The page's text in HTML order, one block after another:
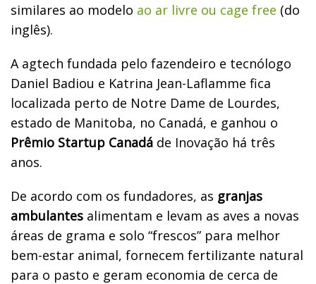
similares ao modelo ao ar livre ou cage free (do
inglês).
A agtech fundada pelo fazendeiro e tecnólogo
Daniel Badiou e Katrina Jean-Laflamme fica
localizada perto de Notre Dame de Lourdes,
estado de Manitoba, no Canadá, e ganhou o
Prêmio Startup Canadá de Inovação há três
anos.
De acordo com os fundadores, as granjas
ambulantes alimentam e levam as aves a novas
áreas de grama e solo “frescos” para melhor
bem-estar animal, fornecem fertilizante natural
para o pasto e geram economia de cerca de